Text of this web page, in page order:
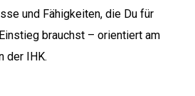
und Fähigkeiten, die Du für
brauchst – orientiert am
der IHK.